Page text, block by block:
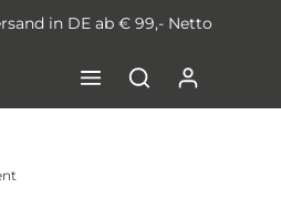
in DE ab € 99,- Netto